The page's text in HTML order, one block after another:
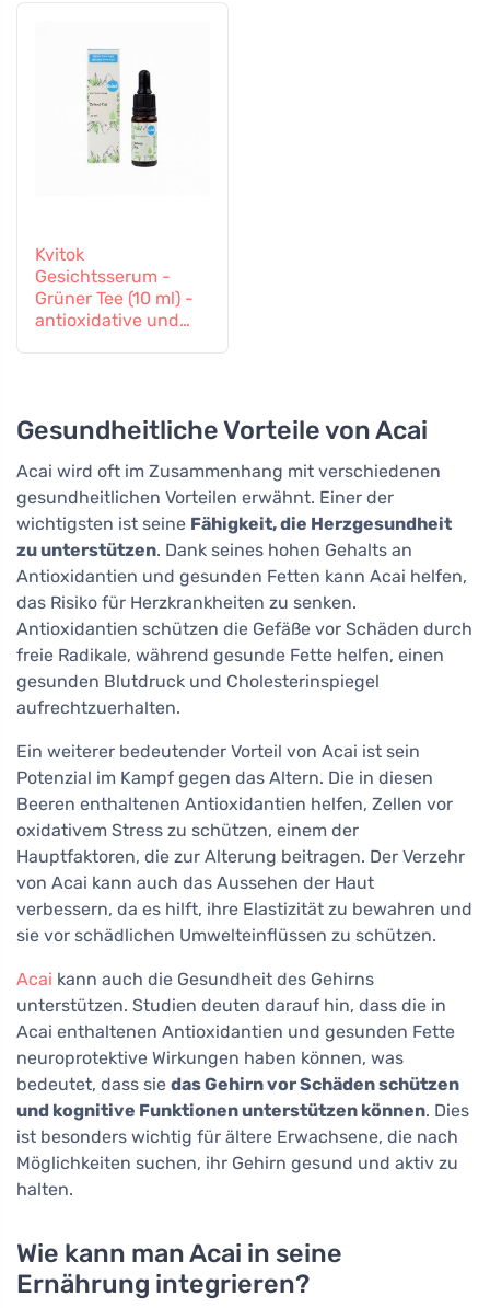
Kvitok
Gesichtsserum -
Grüner Tee (10 ml) -
antioxidative und
Gesundheitliche Vorteile von Acai
Acai wird oft im Zusammenhang mit verschiedenen
gesundheitlichen Vorteilen erwähnt. Einer der
wichtigsten ist seine Fähigkeit, die Herzgesundheit
zu unterstützen. Dank seines hohen Gehalts an
Antioxidantien und gesunden Fetten kann Acai helfen,
das Risiko für Herzkrankheiten zu senken.
Antioxidantien schützen die Gefäße vor Schäden durch
freie Radikale, während gesunde Fette helfen, einen
gesunden Blutdruck und Cholesterinspiegel
aufrechtzuerhalten.
Ein weiterer bedeutender Vorteil von Acai ist sein
Potenzial im Kampf gegen das Altern. Die in diesen
Beeren enthaltenen Antioxidantien helfen, Zellen vor
oxidativem Stress zu schützen, einem der
Hauptfaktoren, die zur Alterung beitragen. Der Verzehr
von Acai kann auch das Aussehen der Haut
verbessern, da es hilft, ihre Elastizität zu bewahren und
sie vor schädlichen Umwelteinflüssen zu schützen.
Acai kann auch die Gesundheit des Gehirns
unterstützen. Studien deuten darauf hin, dass die in
Acai enthaltenen Antioxidantien und gesunden Fette
neuroprotektive Wirkungen haben können, was
bedeutet, dass sie das Gehirn vor Schäden schützen
und kognitive Funktionen unterstützen können. Dies
ist besonders wichtig für ältere Erwachsene, die nach
Möglichkeiten suchen, ihr Gehirn gesund und aktiv zu
halten.
Wie kann man Acai in seine
Ernährung integrieren?